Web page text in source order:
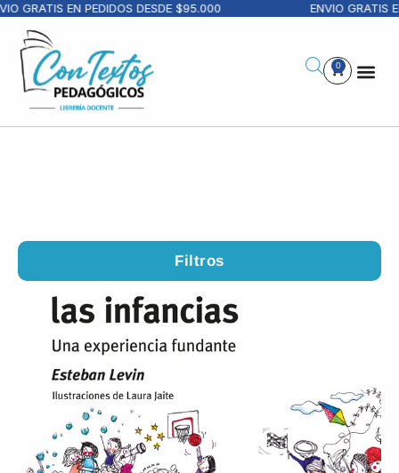
EN PEDIDOS DESDE $95.000 ENVIO GRATIS EN
0
Filtros